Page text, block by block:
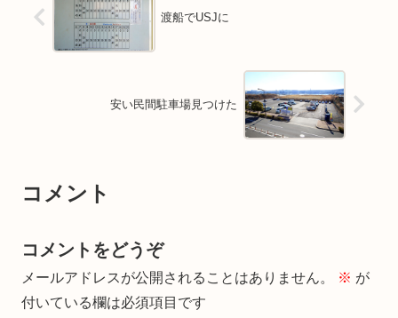
渡船でUSJに
安い民間駐車場見つけた
コメント
コメントをどうぞ
メールアドレスが公開されることはありません。 ※ が
付いている欄は必須項目です